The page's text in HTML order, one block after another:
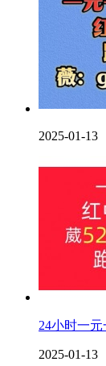
2025-01-13
24小时一
2025-01-13